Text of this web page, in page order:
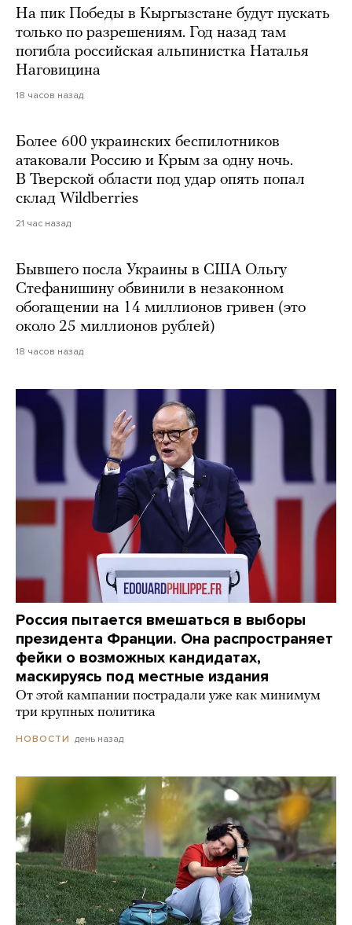
На пик Победы в Кыргызстане будут пускать
только по разрешениям. Год назад там
погибла российская альпинистка Наталья
Наговицина
18 часов назад
Более 600 украинских беспилотников
атаковали Россию и Крым за одну ночь.
В Тверской области под удар опять попал
склад Wildberries
21 час назад
Бывшего посла Украины в США Ольгу
Стефанишину обвинили в незаконном
обогащении на 14 миллионов гривен (это
около 25 миллионов рублей)
18 часов назад
Россия пытается вмешаться в выборы
президента Франции. Она распространяет
фейки о возможных кандидатах,
маскируясь под местные издания
От этой кампании пострадали уже как минимум
три крупных политика
НОВОСТИ день назад